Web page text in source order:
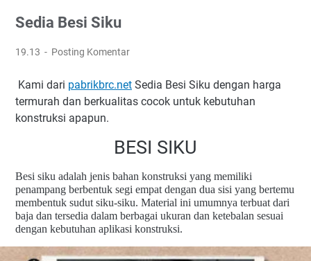
Sedia Besi Siku
19.13 Posting Komentar
Kami dari pabrikbrc.net Sedia Besi Siku dengan harga
termurah dan berkualitas cocok untuk kebutuhan
konstruksi apapun.
BESI SIKU
Besi siku adalah jenis bahan konstruksi yang memiliki
penampang berbentuk segi empat dengan dua sisi yang bertemu
membentuk sudut siku-siku. Material ini umumnya terbuat dari
baja dan tersedia dalam berbagai ukuran dan ketebalan sesuai
dengan kebutuhan aplikasi konstruksi.